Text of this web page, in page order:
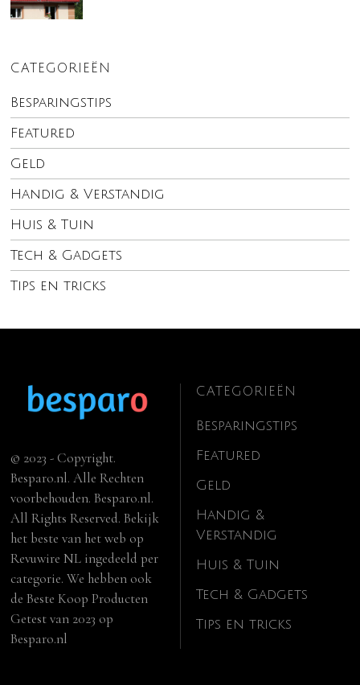
CATEGORIEËN
Besparingstips
Featured
Geld
Handig & Verstandig
Huis & Tuin
Tech & Gadgets
Tips en tricks
© 2023 - Copyright.
Besparo.nl. Alle Rechten
voorbehouden. Besparo.nl.
All Rights Reserved. Bekijk
het beste van het web op
Revuwire NL ingedeeld per
categorie. We hebben ook
deBeste Koop Producten
Getest van 2023 op
Besparo.nl
CATEGORIEËN
Besparingstips
Featured
Geld
Handig &
Verstandig
Huis & Tuin
Tech & Gadgets
Tips en tricks